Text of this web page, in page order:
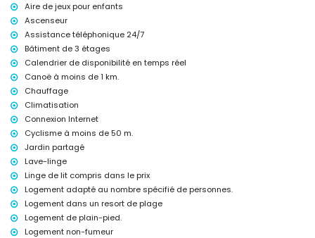
aéroport le plus proche : Almería/Murcia (à moins de 100 kilomètres
de la maison)
deuxième aéroport le plus proche : Alicante (> 100 kilomètres)
transports publics à proximité : bus à moins de 100 mètres et train à
moins de 15 kilomètres
interdiction de fumer
animaux de compagnie non admis
Le bâtiment où se trouve l'hébergement dispose d'un ascenseur.
L'hébergement est très adapté aux familles avec enfants.
Équipements et services inclus dans le prix de location de la
maison
internet (WiFi)
aspirateur et fer à repasser avec planche à repasser
linge de lit et serviettes
service d'urgence 24 heures sur 24
chauffage par air
Équipements et services en supplément
Aire de jeux pour enfants
Ascenseur
Assistance téléphonique 24/7
Bâtiment de 3 étages
Calendrier de disponibilité en temps réel
Canoë à moins de 1 km.
Chauffage
Climatisation
Connexion Internet
Cyclisme à moins de 50 m.
Jardin partagé
Lave-linge
Linge de lit compris dans le prix
Logement adapté au nombre spécifié de personnes.
Logement dans un resort de plage
Logement de plain-pied.
Logement non-fumeur